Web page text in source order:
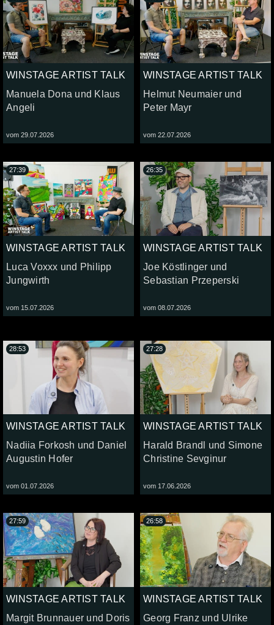
WINSTAGE ARTIST TALK
Manuela Dona und Klaus
Angeli
vom 29.07.2026
WINSTAGE ARTIST TALK
Helmut Neumaier und
Peter Mayr
vom 22.07.2026
WINSTAGE ARTIST TALK
Luca Voxxx und Philipp
Jungwirth
vom 15.07.2026
27:39
WINSTAGE ARTIST TALK
Joe Köstlinger und
Sebastian Przeperski
vom 08.07.2026
26:35
WINSTAGE ARTIST TALK
Nadiia Forkosh und Daniel
Augustin Hofer
vom 01.07.2026
28:53
WINSTAGE ARTIST TALK
Harald Brandl und Simone
Christine Sevginur
vom 17.06.2026
27:28
WINSTAGE ARTIST TALK
Margit Brunnauer und Doris
27:59
WINSTAGE ARTIST TALK
Georg Franz und Ulrike
26:58